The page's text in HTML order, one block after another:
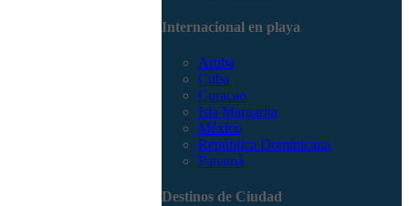
Internacional en playa
Aruba
Cuba
Curacao
Isla Margarita
México
República Dominicana
Panamá
Destinos de Ciudad